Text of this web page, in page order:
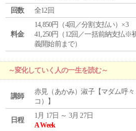
回数
全12回
料金
14,850円（4回／分割支払い）×3
41,250円（12回／一括前納支払※
義開始前まで）
～変化していく人の一生を読む～
講師
赤見（あかみ）淑子【マダム呼々
コ）】
日程
1月 17日 ～ 3月 27日
A Week